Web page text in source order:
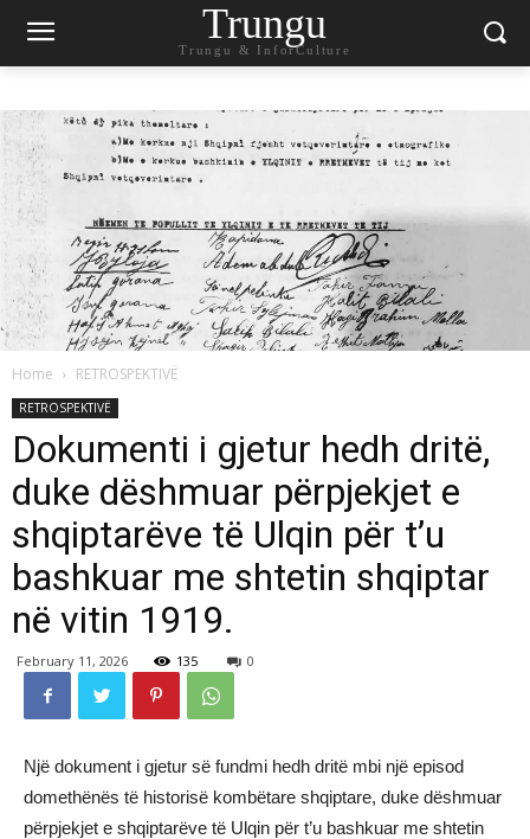
Trungu
Trungu & InforCulture
Home RETROSPEKTIVË
RETROSPEKTIVË
Dokumenti i gjetur hedh dritë,
duke dëshmuar përpjekjet e
shqiptarëve të Ulqin për t’u
bashkuar me shtetin shqiptar
në vitin 1919.
February 11, 2026 135 0
Një dokument i gjetur së fundmi hedh dritë mbi një episod
domethënës të historisë kombëtare shqiptare, duke dëshmuar
përpjekjet e shqiptarëve të Ulqin për t’u bashkuar me shtetin